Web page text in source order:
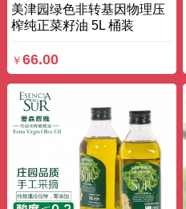
美津园绿色非转基因物理压
榨纯正菜籽油 5L 桶装
￥ 66.00